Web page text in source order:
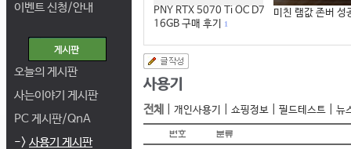
이벤트 신청/안내
오늘의 게시판
사는이야기 게시판
PC 게시판/QnA
-> 사용기 게시판
PNY RTX 5070 Ti OC D7
16GB 구매 후기
1
미친 램값 존버 성
전체 개인사용기 쇼핑정보 필드테스트 뉴